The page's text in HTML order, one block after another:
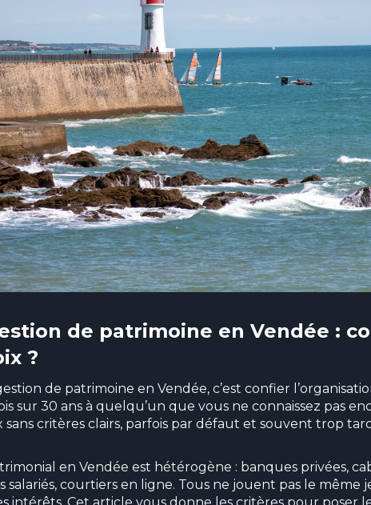
de patrimoine en Vendée :
?
de patrimoine en Vendée, c’est confier
sur 30 ans à quelqu’un que vous ne connaissez pas
sans critères clairs, parfois par défaut et souvent trop
en Vendée est hétérogène : banques privées,
salariés, courtiers en ligne. Tous ne jouent pas le même